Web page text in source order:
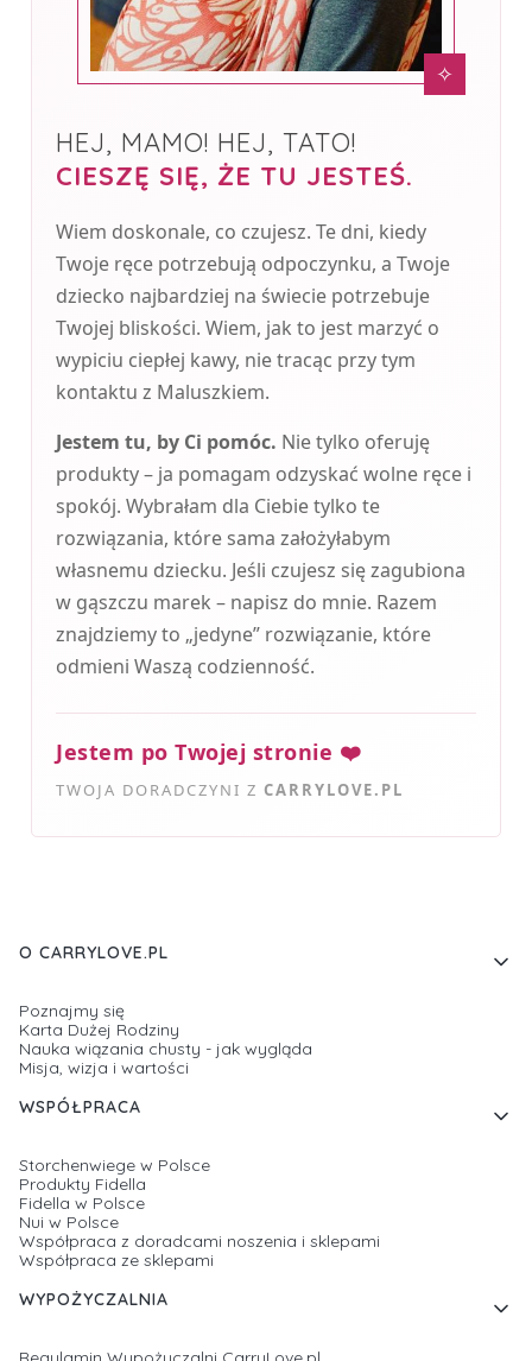
✧
HEJ, MAMO! HEJ, TATO!
CIESZĘ SIĘ, ŻE TU JESTEŚ.
Wiem doskonale, co czujesz. Te dni, kiedy
Twoje ręce potrzebują odpoczynku, a Twoje
dziecko najbardziej na świecie potrzebuje
Twojej bliskości. Wiem, jak to jest marzyć o
wypiciu ciepłej kawy, nie tracąc przy tym
kontaktu z Maluszkiem.
Jestem tu, by Ci pomóc. Nie tylko oferuję
produkty – ja pomagam odzyskać wolne ręce i
spokój. Wybrałam dla Ciebie tylko te
rozwiązania, które sama założyłabym
własnemu dziecku. Jeśli czujesz się zagubiona
w gąszczu marek – napisz do mnie. Razem
znajdziemy to „jedyne” rozwiązanie, które
odmieni Waszą codzienność.
Jestem po Twojej stronie ❤️
TWOJA DORADCZYNI Z CARRYLOVE.PL
Linki w stopce
O CARRYLOVE.PL
Poznajmy się
Karta Dużej Rodziny
Nauka wiązania chusty - jak wygląda
Misja, wizja i wartości
WSPÓŁPRACA
Storchenwiege w Polsce
Produkty Fidella
Fidella w Polsce
Nui w Polsce
Współpraca z doradcami noszenia i sklepami
Współpraca ze sklepami
WYPOŻYCZALNIA